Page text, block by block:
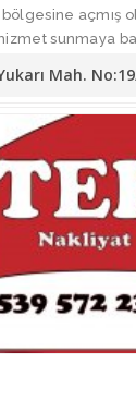
açmış
sunmaya
Mah.